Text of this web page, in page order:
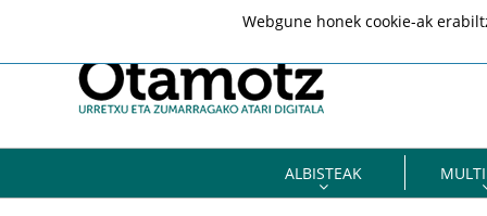
ALBISTEAK
Webgune honek cookie-ak